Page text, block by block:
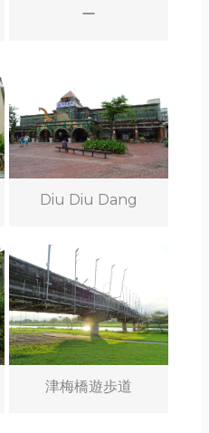
ー
Diu Diu Dang
津梅橋遊歩道